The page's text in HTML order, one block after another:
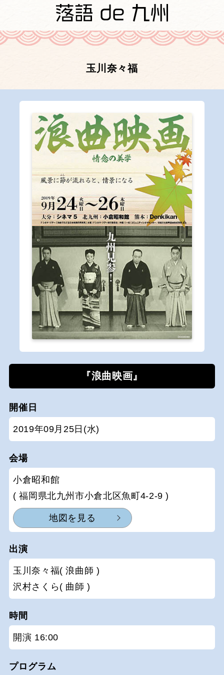
玉川奈々福
『浪曲映画』
開催日
2019年09月25日(水)
会場
小倉昭和館
( 福岡県北九州市小倉北区魚町4-2-9 )
地図を見る
出演
玉川奈々福( 浪曲師 )
沢村さくら( 曲師 )
時間
開演 16:00
プログラム